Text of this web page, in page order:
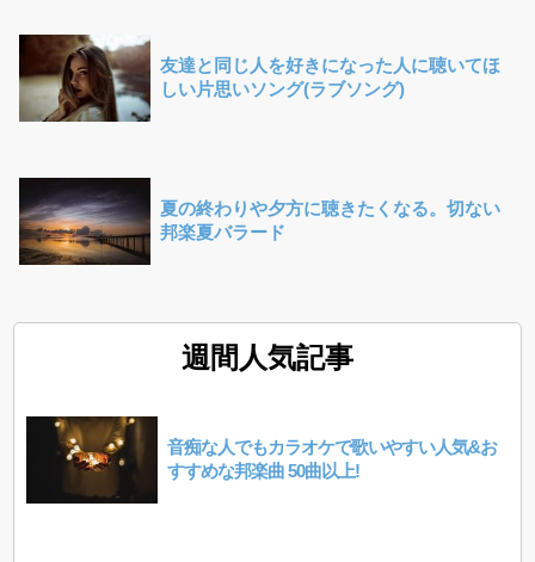
友達と同じ人を好きになった人に聴いてほ
しい片思いソング(ラブソング)
夏の終わりや夕方に聴きたくなる。切ない
邦楽夏バラード
週間人気記事
音痴な人でもカラオケで歌いやすい人気&お
すすめな邦楽曲 50曲以上!